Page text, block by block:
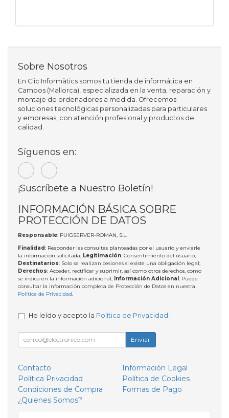
Sobre Nosotros
En Clic Informàtics somos tu tienda de informática en
Campos (Mallorca), especializada en la venta, reparación y
montaje de ordenadores a medida. Ofrecemos
soluciones tecnológicas personalizadas para particulares
y empresas, con atención profesional y productos de
calidad.
Síguenos en:
¡Suscríbete a Nuestro Boletín!
INFORMACIÓN BÁSICA SOBRE
PROTECCIÓN DE DATOS
Responsable: PUIGSERVER-ROMAN, S.L.
Finalidad: Responder las consultas planteadas por el usuario y enviarle
la información solicitada; Legitimación: Consentimiento del usuario;
Destinatarios: Solo se realizan cesiones si existe una obligación legal;
Derechos: Acceder, rectificar y suprimir, así como otros derechos, como
se indica en la información adicional; Información Adicional: Puede
consultar la información completa de Protección de Datos en nuestra
Política de Privacidad.
He leído y acepto la Política de Privacidad
Enviar
Contacto
Información Legal
Política Privacidad
Política de Cookies
Condiciones de Compra
Formas de Pago
¿Quienes Somos?